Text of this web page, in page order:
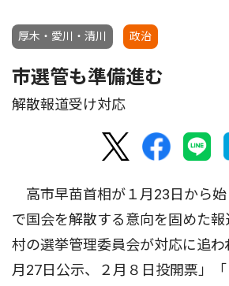
厚木・愛川・清川 政治
市選管も準備進む
解散報道受け対応
高市早苗首相が１月23日から
で国会を解散する意向を固めた
村の選挙管理委員会が対応に追わ
月27日公示、２月８日投開票」